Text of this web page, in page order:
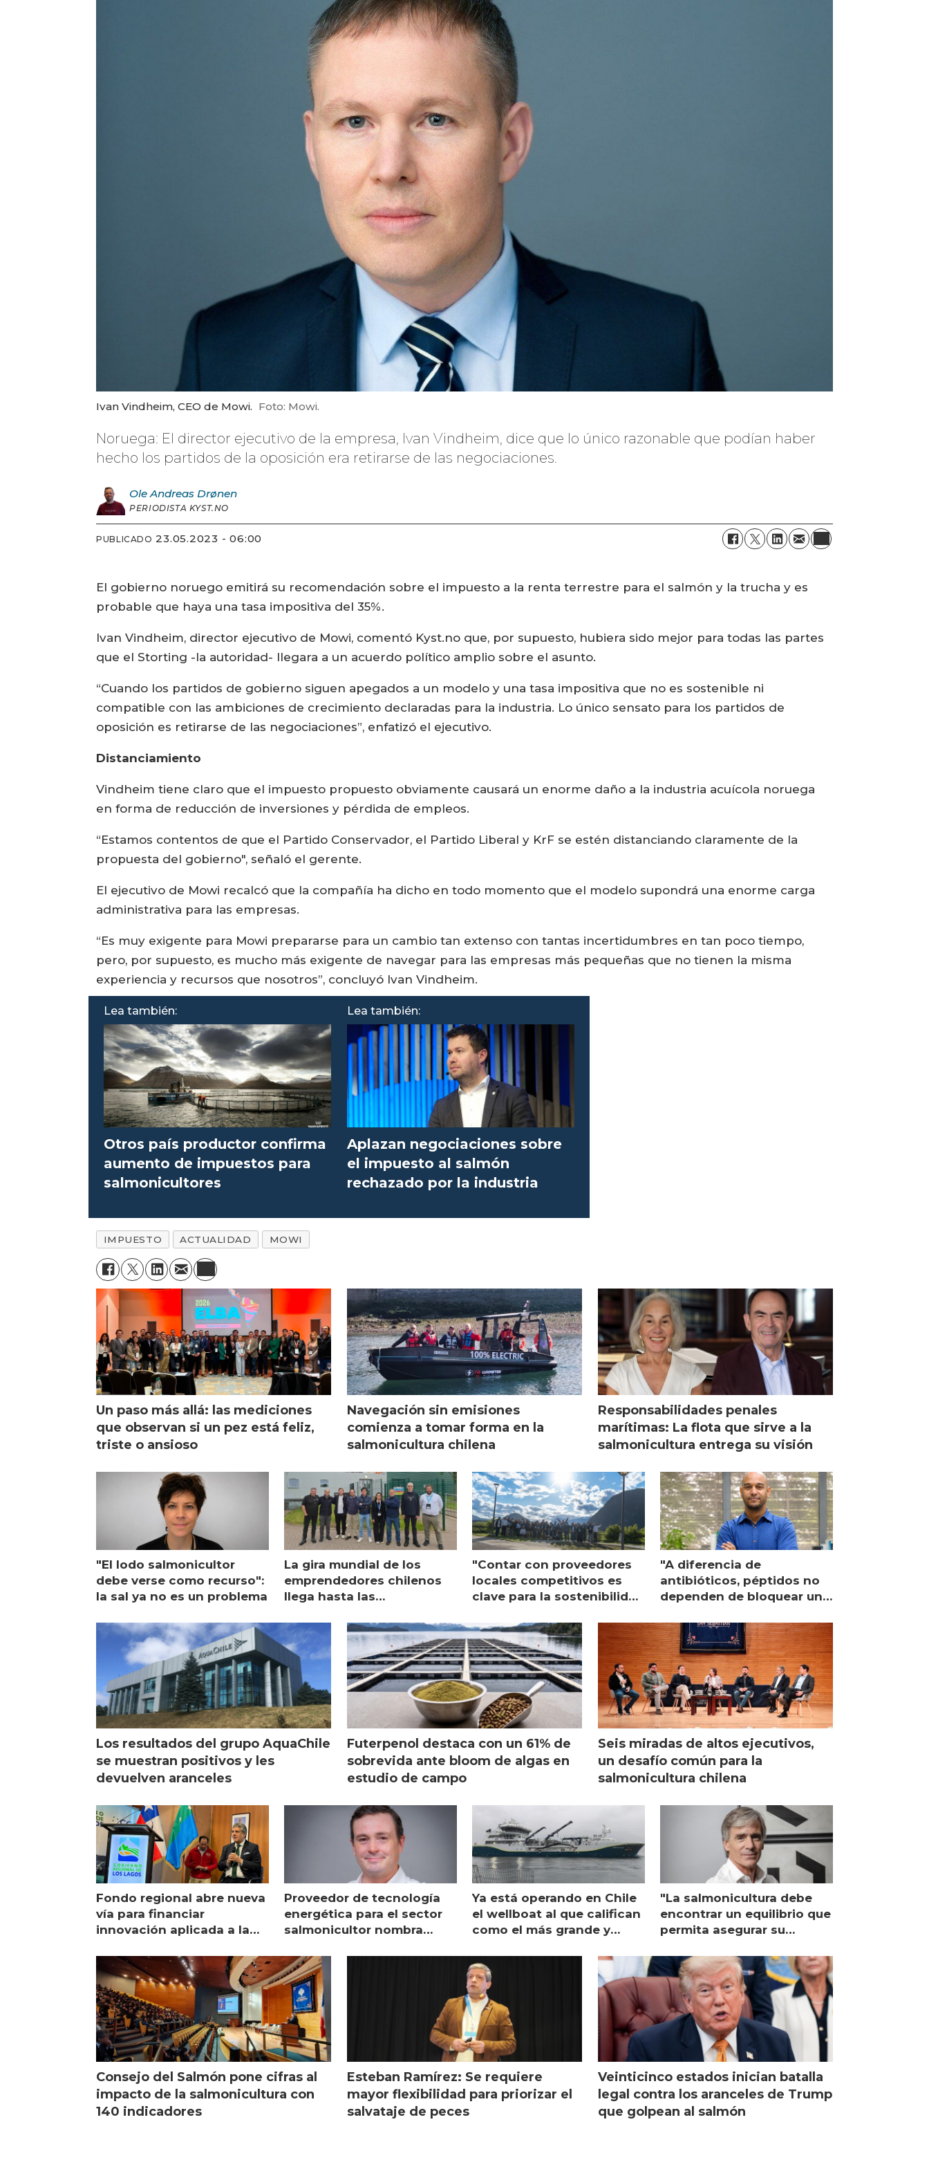
Ivan Vindheim, CEO de Mowi. Foto: Mowi.
Noruega: El director ejecutivo de la empresa, Ivan Vindheim, dice que lo único razonable que podían haber
hecho los partidos de la oposición era retirarse de las negociaciones.
Ole Andreas Drønen
PERIODISTA KYST.NO
PUBLICADO 23.05.2023 - 06:00
El gobierno noruego emitirá su recomendación sobre el impuesto a la renta terrestre para el salmón y la trucha y es
probable que haya una tasa impositiva del 35%.
Ivan Vindheim, director ejecutivo de Mowi, comentó Kyst.no que, por supuesto, hubiera sido mejor para todas las partes
que el Storting -la autoridad- llegara a un acuerdo político amplio sobre el asunto.
“Cuando los partidos de gobierno siguen apegados a un modelo y una tasa impositiva que no es sostenible ni
compatible con las ambiciones de crecimiento declaradas para la industria. Lo único sensato para los partidos de
oposición es retirarse de las negociaciones”, enfatizó el ejecutivo.
Distanciamiento
Vindheim tiene claro que el impuesto propuesto obviamente causará un enorme daño a la industria acuícola noruega
en forma de reducción de inversiones y pérdida de empleos.
“Estamos contentos de que el Partido Conservador, el Partido Liberal y KrF se estén distanciando claramente de la
propuesta del gobierno", señaló el gerente.
El ejecutivo de Mowi recalcó que la compañía ha dicho en todo momento que el modelo supondrá una enorme carga
administrativa para las empresas.
“Es muy exigente para Mowi prepararse para un cambio tan extenso con tantas incertidumbres en tan poco tiempo,
pero, por supuesto, es mucho más exigente de navegar para las empresas más pequeñas que no tienen la misma
experiencia y recursos que nosotros”, concluyó Ivan Vindheim.
Lea también:
Otros país productor confirma
aumento de impuestos para
salmonicultores
Lea también:
Aplazan negociaciones sobre
el impuesto al salmón
rechazado por la industria
IMPUESTO ACTUALIDAD MOWI
Un paso más allá: las mediciones
que observan si un pez está feliz,
triste o ansioso
Navegación sin emisiones
comienza a tomar forma en la
salmonicultura chilena
Responsabilidades penales
marítimas: La flota que sirve a la
salmonicultura entrega su visión
"El lodo salmonicultor
debe verse como recurso":
la sal ya no es un problema
La gira mundial de los
emprendedores chilenos
llega hasta las
Escocia
"Contar con proveedores
locales competitivos es
clave para la sostenibilidad
"A diferencia de
antibióticos, péptidos no
dependen de bloquear una
Los resultados del grupo AquaChile
se muestran positivos y les
devuelven aranceles
Futerpenol destaca con un 61% de
sobrevida ante bloom de algas en
estudio de campo
Seis miradas de altos ejecutivos,
un desafío común para la
salmonicultura chilena
Fondo regional abre nueva
vía para financiar
innovación aplicada a la
Proveedor de tecnología
energética para el sector
salmonicultor nombra
Ya está operando en Chile
el wellboat al que califican
como el más grande y
"La salmonicultura debe
encontrar un equilibrio que
permita asegurar su
Consejo del Salmón pone cifras al
impacto de la salmonicultura con
140 indicadores
Esteban Ramírez: Se requiere
mayor flexibilidad para priorizar el
salvataje de peces
Veinticinco estados inician batalla
legal contra los aranceles de Trump
que golpean al salmón